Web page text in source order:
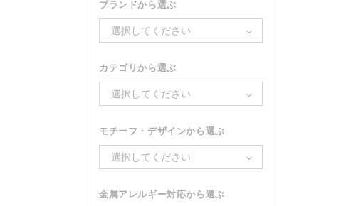
ブランドから選ぶ
選択してください
カテゴリから選ぶ
選択してください
モチーフ・デザインから選ぶ
選択してください
金属アレルギー対応から選ぶ